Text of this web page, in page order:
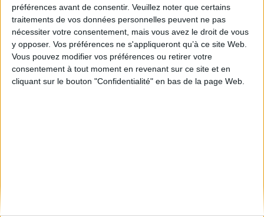
préférences avant de consentir. Veuillez noter que certains
traitements de vos données personnelles peuvent ne pas
nécessiter votre consentement, mais vous avez le droit de vous
y opposer. Vos préférences ne s'appliqueront qu’à ce site Web.
Vous pouvez modifier vos préférences ou retirer votre
consentement à tout moment en revenant sur ce site et en
cliquant sur le bouton "Confidentialité" en bas de la page Web.